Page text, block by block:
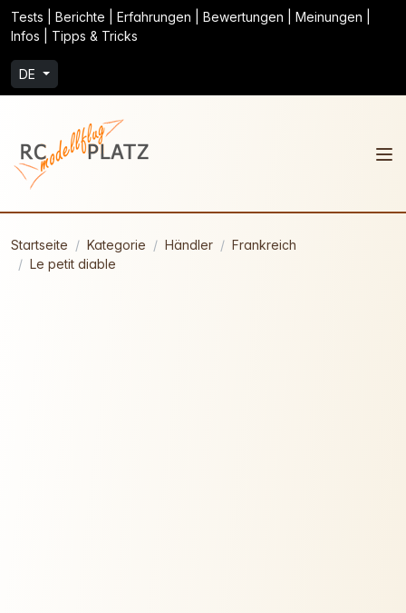
Tests | Berichte | Erfahrungen | Bewertungen | Meinungen |
Infos | Tipps & Tricks
DE
Startseite Kategorie Händler
Frankreich
Le petit diable